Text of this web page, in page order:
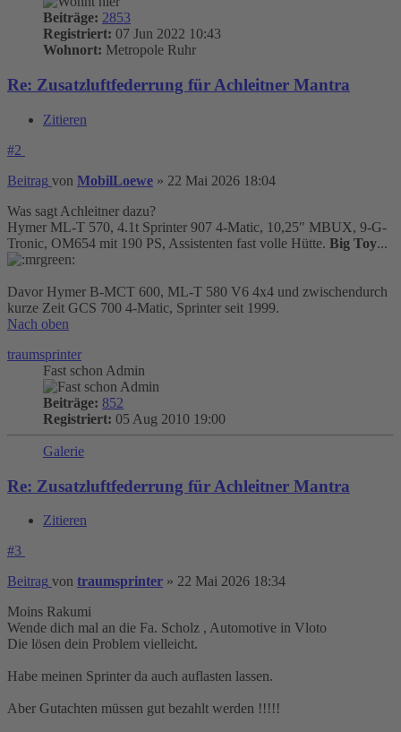
Beiträge: 2853
Registriert: 07 Jun 2022 10:43
Wohnort: Metropole Ruhr
Re: Zusatzluftfederrung für Achleitner Mantra
Zitieren
#2
Beitrag von MobilLoewe » 22 Mai 2026 18:04
Was sagt Achleitner dazu?
Hymer ML-T 570, 4.1t Sprinter 907 4-Matic, 10,25″ MBUX, 9-G-
Tronic, OM654 mit 190 PS, Assistenten fast volle Hütte. Big Toy...
Davor Hymer B-MCT 600, ML-T 580 V6 4x4 und zwischendurch
kurze Zeit GCS 700 4-Matic, Sprinter seit 1999.
Nach oben
traumsprinter
Fast schon Admin
Beiträge: 852
Registriert: 05 Aug 2010 19:00
Galerie
Re: Zusatzluftfederrung für Achleitner Mantra
Zitieren
#3
Beitrag von traumsprinter » 22 Mai 2026 18:34
Moins Rakumi
Wende dich mal an die Fa. Scholz , Automotive in Vloto
Die lösen dein Problem vielleicht.
Habe meinen Sprinter da auch auflasten lassen.
Aber Gutachten müssen gut bezahlt werden !!!!!